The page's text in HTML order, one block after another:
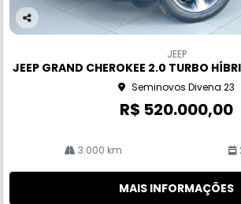
Co
rtil
JEEP
JEEP GRAND CHEROKEE 2.0 TURBO
Seminovos Divena 23
R$ 520.000,00
3.000 km
MAIS INFORMAÇÕES